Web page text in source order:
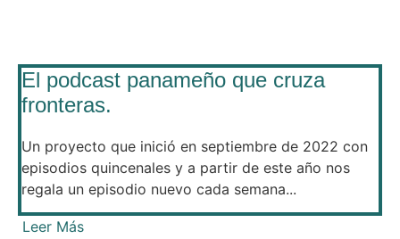
El podcast panameño que cruza
fronteras.
Un proyecto que inició en septiembre de 2022 con
episodios quincenales y a partir de este año nos
regala un episodio nuevo cada semana...
Leer Más